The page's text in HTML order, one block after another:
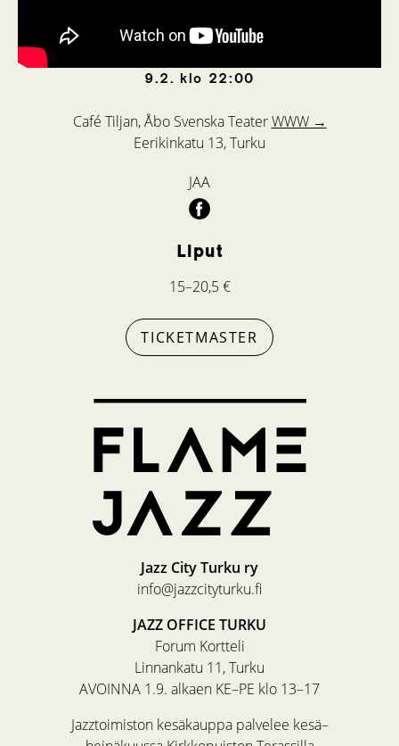
9.2. klo 22:00
Café Tiljan, Åbo Svenska TeaterWWW →
Eerikinkatu 13, Turku
JAA
Liput
15–20,5 €
TICKETMASTER
Jazz City Turku ry
info@jazzcityturku.fi
JAZZ OFFICE TURKU
Forum Kortteli
Linnankatu 11, Turku
AVOINNA 1.9. alkaen KE–PE klo 13–17
Jazztoimiston kesäkauppa palvelee kesä–